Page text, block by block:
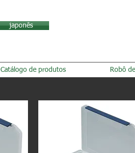
japonês
Catálogo de produtos Robô